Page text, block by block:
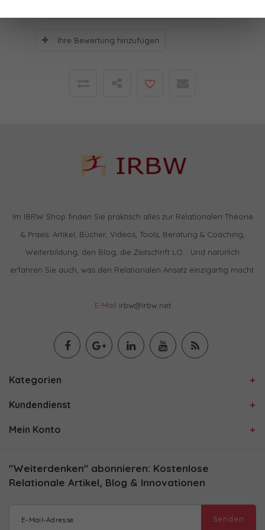
Ihre Bewertung hinzufügen
Im IBRW Shop finden Sie praktisch alles zur Relationalen Theorie
& Praxis: Artikel, Bücher, Videos, Tools, Beratung & Coaching,
Weiterbildung, den Blog, die Zeitschrift LO… Und natürlich
erfahren Sie auch, was den Relationalen Ansatz einzigartig macht.
E-Mail irbw@irbw.net
Kategorien
Kundendienst
Mein Konto
"Weiterdenken" abonnieren: Kostenlose
Relationale Artikel, Blog & Innovationen
Senden